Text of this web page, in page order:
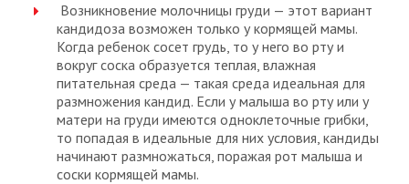
Возникновение молочницы груди — этот вариант
кандидоза возможен только у кормящей мамы.
Когда ребенок сосет грудь, то у него во рту и
вокруг соска образуется теплая, влажная
питательная среда — такая среда идеальная для
размножения кандид. Если у малыша во рту или у
матери на груди имеются одноклеточные грибки,
то попадая в идеальные для них условия, кандиды
начинают размножаться, поражая рот малыша и
соски кормящей мамы.